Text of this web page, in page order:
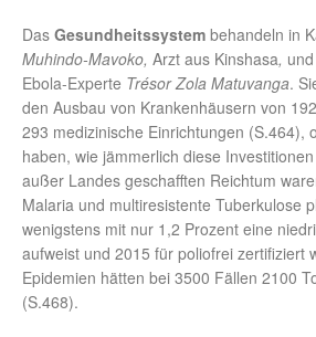
Das Gesundheitssystem behandeln in
Muhindo-Mavoko, Arzt aus Kinshasa,
Ebola-Experte Trésor Zola Matuvanga.
den Ausbau von Krankenhäusern von
293 medizinische Einrichtungen (S.464),
haben, wie jämmerlich diese
außer Landes geschafften Reichtum
Malaria und multiresistente Tuberkulose
wenigstens mit nur 1,2 Prozent eine
aufweist und 2015 für poliofrei zertifiziert
Epidemien hätten bei 3500 Fällen 2100
(S.468).